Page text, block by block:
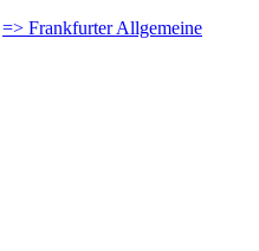
=> Frankfurter Allgemeine